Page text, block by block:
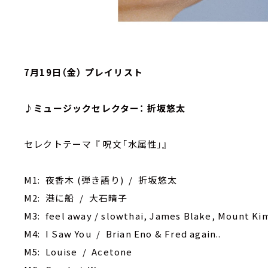
7月19日（金） プレイリスト
♪ミュージックセレクター： 折坂悠太
セレクトテーマ 『 呪文「水属性」』
M1: 夜香木 (弾き語り) / 折坂悠太
M2: 港に船 / 大石晴子
M3: feel away / slowthai, James Blake, Mount
M4: I Saw You / Brian Eno & Fred again..
M5: Louise / Acetone